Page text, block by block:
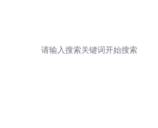
请输入搜索关键词开始搜索